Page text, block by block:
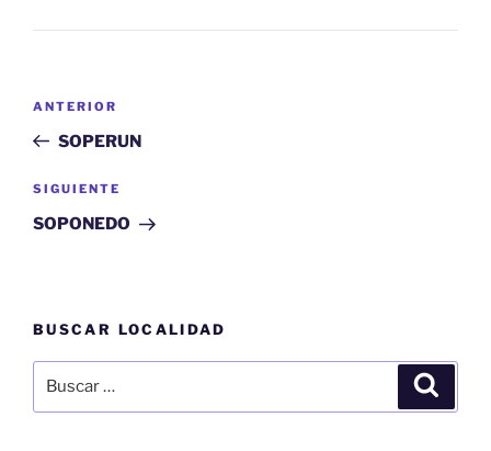
entradas
Entrada
anterior:
ANTERIOR
SOPERUN
Siguiente
entrada
SIGUIENTE
SOPONEDO
BUSCAR LOCALIDAD
por: